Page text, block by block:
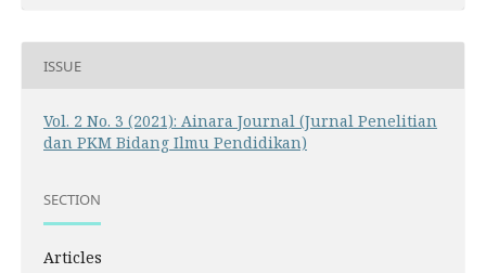
ISSUE
Vol. 2 No. 3 (2021): Ainara Journal (Jurnal Penelitian
dan PKM Bidang Ilmu Pendidikan)
SECTION
Articles